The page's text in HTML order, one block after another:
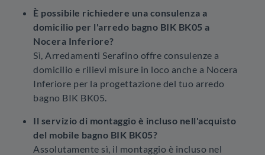
È possibile richiedere una consulenza a
domicilio per l'arredo bagno BIK BK05 a
Nocera Inferiore?
Sì, Arredamenti Serafino offre consulenze a
domicilio e rilievi misure in loco anche a Nocera
Inferiore per la progettazione del tuo arredo
bagno BIK BK05.
Il servizio di montaggio è incluso nell'acquisto
del mobile bagno BIK BK05?
Assolutamente sì, il montaggio è incluso nel